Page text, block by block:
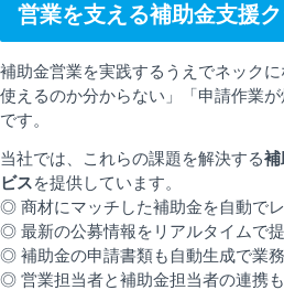
営業を支える補助金支援
補助金営業を実践するうえでネック
使えるのか分からない」「申請作業
です。
当社では、これらの課題を解決する補
ビスを提供しています。
◎ 商材にマッチした補助金を自動で
◎ 最新の公募情報をリアルタイムで
◎ 補助金の申請書類も自動生成で業
◎ 営業担当者と補助金担当者の連携